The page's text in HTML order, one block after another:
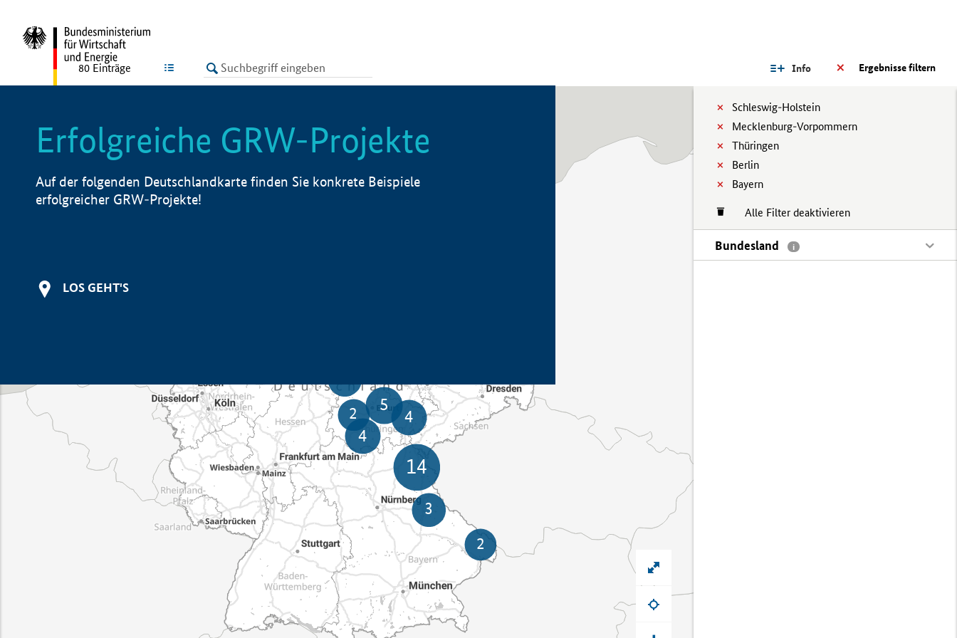
LISTE Ergebnisse filtern
Info
Schleswig-Holstein
Mecklenburg-Vorpommern
Thüringen
Berlin
Bayern
Alle Filter deaktivieren
Bundesland i
80 Einträge
Erfolgreiche GRW-Projekte
Auf der folgenden Deutschlandkarte finden Sie konkrete Beispiele
erfolgreicher GRW-Projekte!
LOS GEHT'S